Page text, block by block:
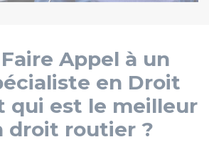
Appel à un
en Droit
qui est le meilleur
droit routier ?